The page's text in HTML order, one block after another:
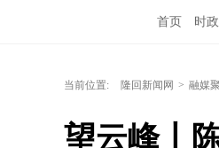
首页 时
当前位置: 隆回新闻网 > 融媒
望云峰丨